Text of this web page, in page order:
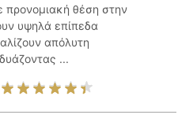
προνομιακή θέση στην
υψηλά επίπεδα
απόλυτη
...